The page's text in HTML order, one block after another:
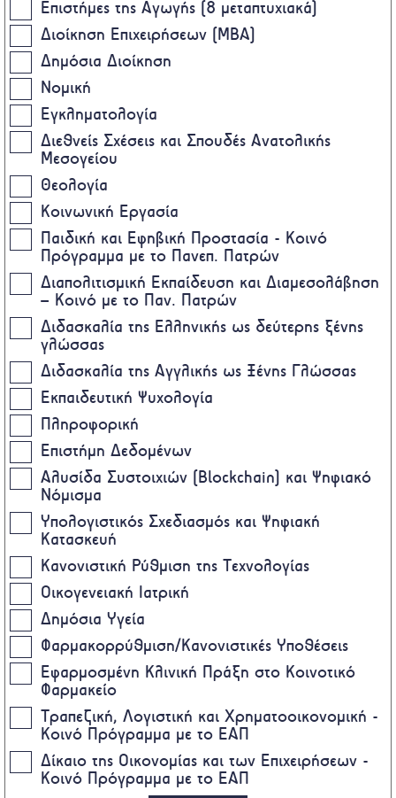
Επιστήμες της Αγωγής (8 μεταπτυχιακά)
Διοίκηση Επιχειρήσεων (MBA)
Δημόσια Διοίκηση
Νομική
Εγκληματολογία
Διεθνείς Σχέσεις και Σπουδές Ανατολικής
Μεσογείου
Θεολογία
Κοινωνική Εργασία
Παιδική και Εφηβική Προστασία - Κοινό
Πρόγραμμα με το Πανεπ. Πατρών
Διαπολιτισμική Εκπαίδευση και Διαμεσολάβηση
– Κοινό με το Παν. Πατρών
Διδασκαλία της Ελληνικής ως δεύτερης ξένης
γλώσσας
Διδασκαλία της Αγγλικής ως Ξένης Γλώσσας
Εκπαιδευτική Ψυχολογία
Πληροφορική
Επιστήμη Δεδομένων
Αλυσίδα Συστοιχιών (Blockchain) και Ψηφιακό
Νόμισμα
Υπολογιστικός Σχεδιασμός και Ψηφιακή
Κατασκευή
Κανονιστική Ρύθμιση της Τεχνολογίας
Οικογενειακή Ιατρική
Δημόσια Υγεία
Φαρμακορρύθμιση/Κανονιστικές Υποθέσεις
Εφαρμοσμένη Κλινική Πράξη στο Κοινοτικό
Φαρμακείο
Τραπεζική, Λογιστική και Χρηματοοικονομική -
Κοινό Πρόγραμμα με το ΕΑΠ
Δίκαιο της Οικονομίας και των Επιχειρήσεων -
Κοινό Πρόγραμμα με το ΕΑΠ